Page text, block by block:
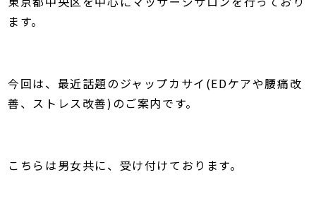
ます。
今回は、最近話題のジャップカサイ(EDケアや腰痛改
善、ストレス改善)のご案内です。
こちらは男女共に、受け付けております。